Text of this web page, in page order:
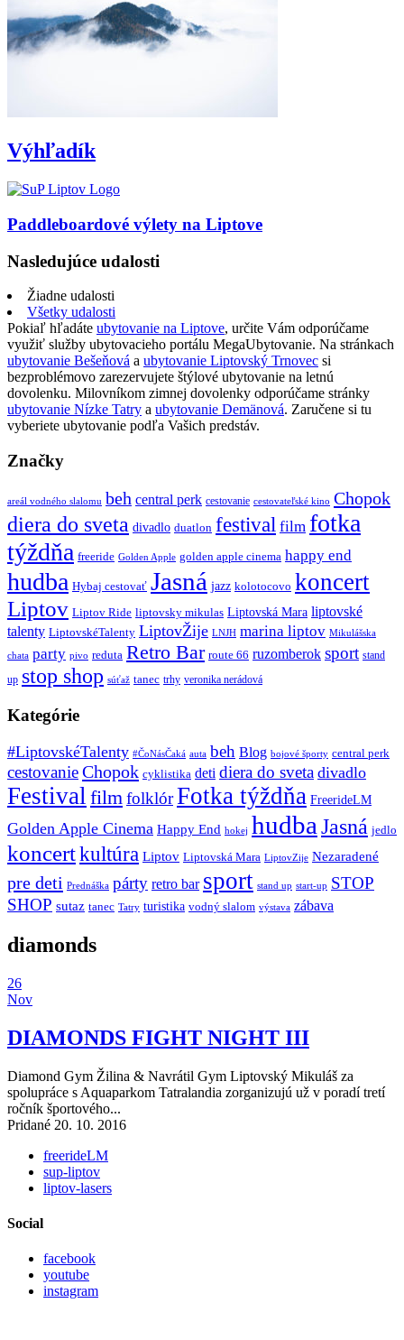
Výhľadík
Paddleboardové výlety na Liptove
Nasledujúce udalosti
Žiadne udalosti
Všetky udalosti
Pokiaľ hľadáte ubytovanie na Liptove, určite Vám odporúčame
využiť služby ubytovacieho portálu MegaUbytovanie. Na stránkach
ubytovanie Bešeňová a ubytovanie Liptovský Trnovec si
bezproblémovo zarezervujete štýlové ubytovanie na letnú
dovolenku. Milovníkom zimnej dovolenky odporúčame stránky
ubytovanie Nízke Tatry a ubytovanie Demänová. Zaručene si tu
vyberiete ubytovanie podľa Vašich predstáv.
Značky
areál vodného slalomu beh central perk cestovanie cestovateľské kino Chopok
diera do sveta divadlo duatlon festival film fotka
týždňa freeride Golden Apple golden apple cinema happy end
hudba Hybaj cestovať Jasná jazz kolotocovo koncert
Liptov Liptov Ride liptovsky mikulas Liptovská Mara liptovské
talenty LiptovskéTalenty LiptovŽije LNJH marina liptov Mikulášska
chata party pivo reduta Retro Bar route 66 ruzomberok sport stand
up stop shop súťaž tanec trhy veronika nerádová
Kategórie
#LiptovskéTalenty #ČoNásČaká auta beh Blog bojové športy central perk
cestovanieChopok cyklistika deti diera do sveta divadlo
Festival filmfolklórFotka týždňa FreerideLM
Golden Apple Cinema Happy End hokej hudba Jasná jedlo
koncertkultúra Liptov Liptovská Mara LiptovZije Nezaradené
pre deti Prednáška párty retro bar sport stand up start-up STOP
SHOP sutaz tanec Tatry turistika vodný slalom výstava zábava
diamonds
26
Nov
DIAMONDS FIGHT NIGHT III
Diamond Gym Žilina & Navrátil Gym Liptovský Mikuláš za
spolupráce s Aquaparkom Tatralandia zorganizujú už v poradí tretí
ročník športového...
Pridané 20. 10. 2016
freerideLM
sup-liptov
liptov-lasers
Social
facebook
youtube
instagram